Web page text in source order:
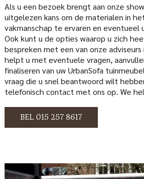
Als u een bezoek brengt aan onze
uitgelezen kans om de materialen in
vakmanschap te ervaren en eventueel
Ook kunt u de opties waarop u zich
bespreken met een van onze adviseurs
helpt u met eventuele vragen,
finaliseren van uw UrbanSofa
vraag die u snel beantwoord wilt
telefonisch contact met ons op. We
BEL 015 257 8617